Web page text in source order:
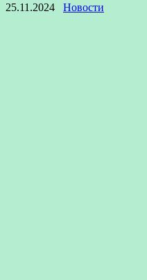
25.11.2024 Новости